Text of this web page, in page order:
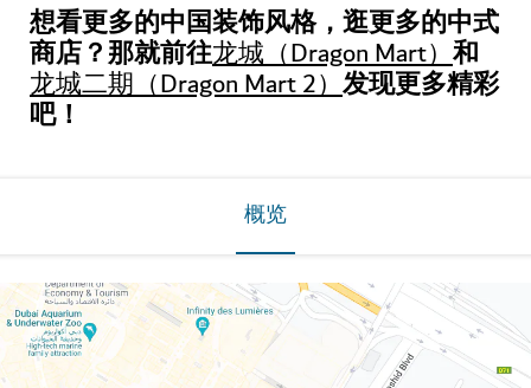
想看更多的中国装饰风格，逛更多的中式
商店？那就前往龙城（Dragon Mart）和
龙城二期（Dragon Mart 2）发现更多精彩
吧！
概览